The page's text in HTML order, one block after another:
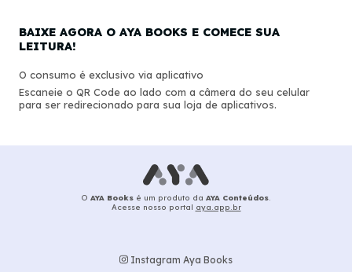
BAIXE AGORA O AYA BOOKS E COMECE SUA
LEITURA!
O consumo é exclusivo via aplicativo
Escaneie o QR Code ao lado com a câmera do seu celular
para ser redirecionado para sua loja de aplicativos.
O AYA Books é um produto da AYA Conteúdos
Acesse nosso portal aya.app.br
Instagram Aya Books